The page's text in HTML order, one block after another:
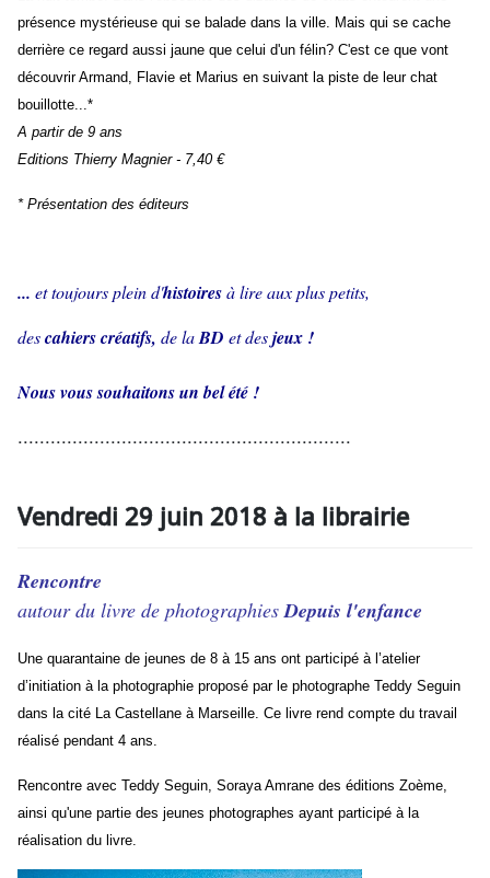
présence mystérieuse qui se balade dans la ville. Mais qui se cache
derrière ce regard aussi jaune que celui d'un félin? C'est ce que vont
découvrir Armand, Flavie et Marius en suivant la piste de leur chat
bouillotte...*
A partir de 9 ans
Editions Thierry Magnier - 7,40 €
* Présentation des éditeurs
... et toujours plein d'histoiresà lire aux plus petits,
descahiers créatifs, de laBD et desjeux !
Nous vous souhaitons un bel été !
.............................................................
Vendredi 29 juin 2018 à la librairie
Rencontre
autour du livre de photographiesDepuis l'enfance
Une quarantaine de jeunes de 8 à 15 ans ont participé à l’atelier
d’initiation à la photographie proposé par le photographe Teddy Seguin
dans la cité La Castellane à Marseille. Ce livre rend compte du travail
réalisé pendant 4 ans.
Rencontre avec Teddy Seguin, Soraya Amrane des éditions Zoème,
ainsi qu'une partie des jeunes photographes ayant participé à la
réalisation du livre.